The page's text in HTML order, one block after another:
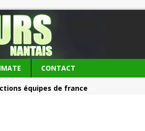
CONTACT
équipes de france